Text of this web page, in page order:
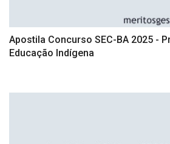
Apostila Concurso SEC-BA 2025 -
Educação Indígena